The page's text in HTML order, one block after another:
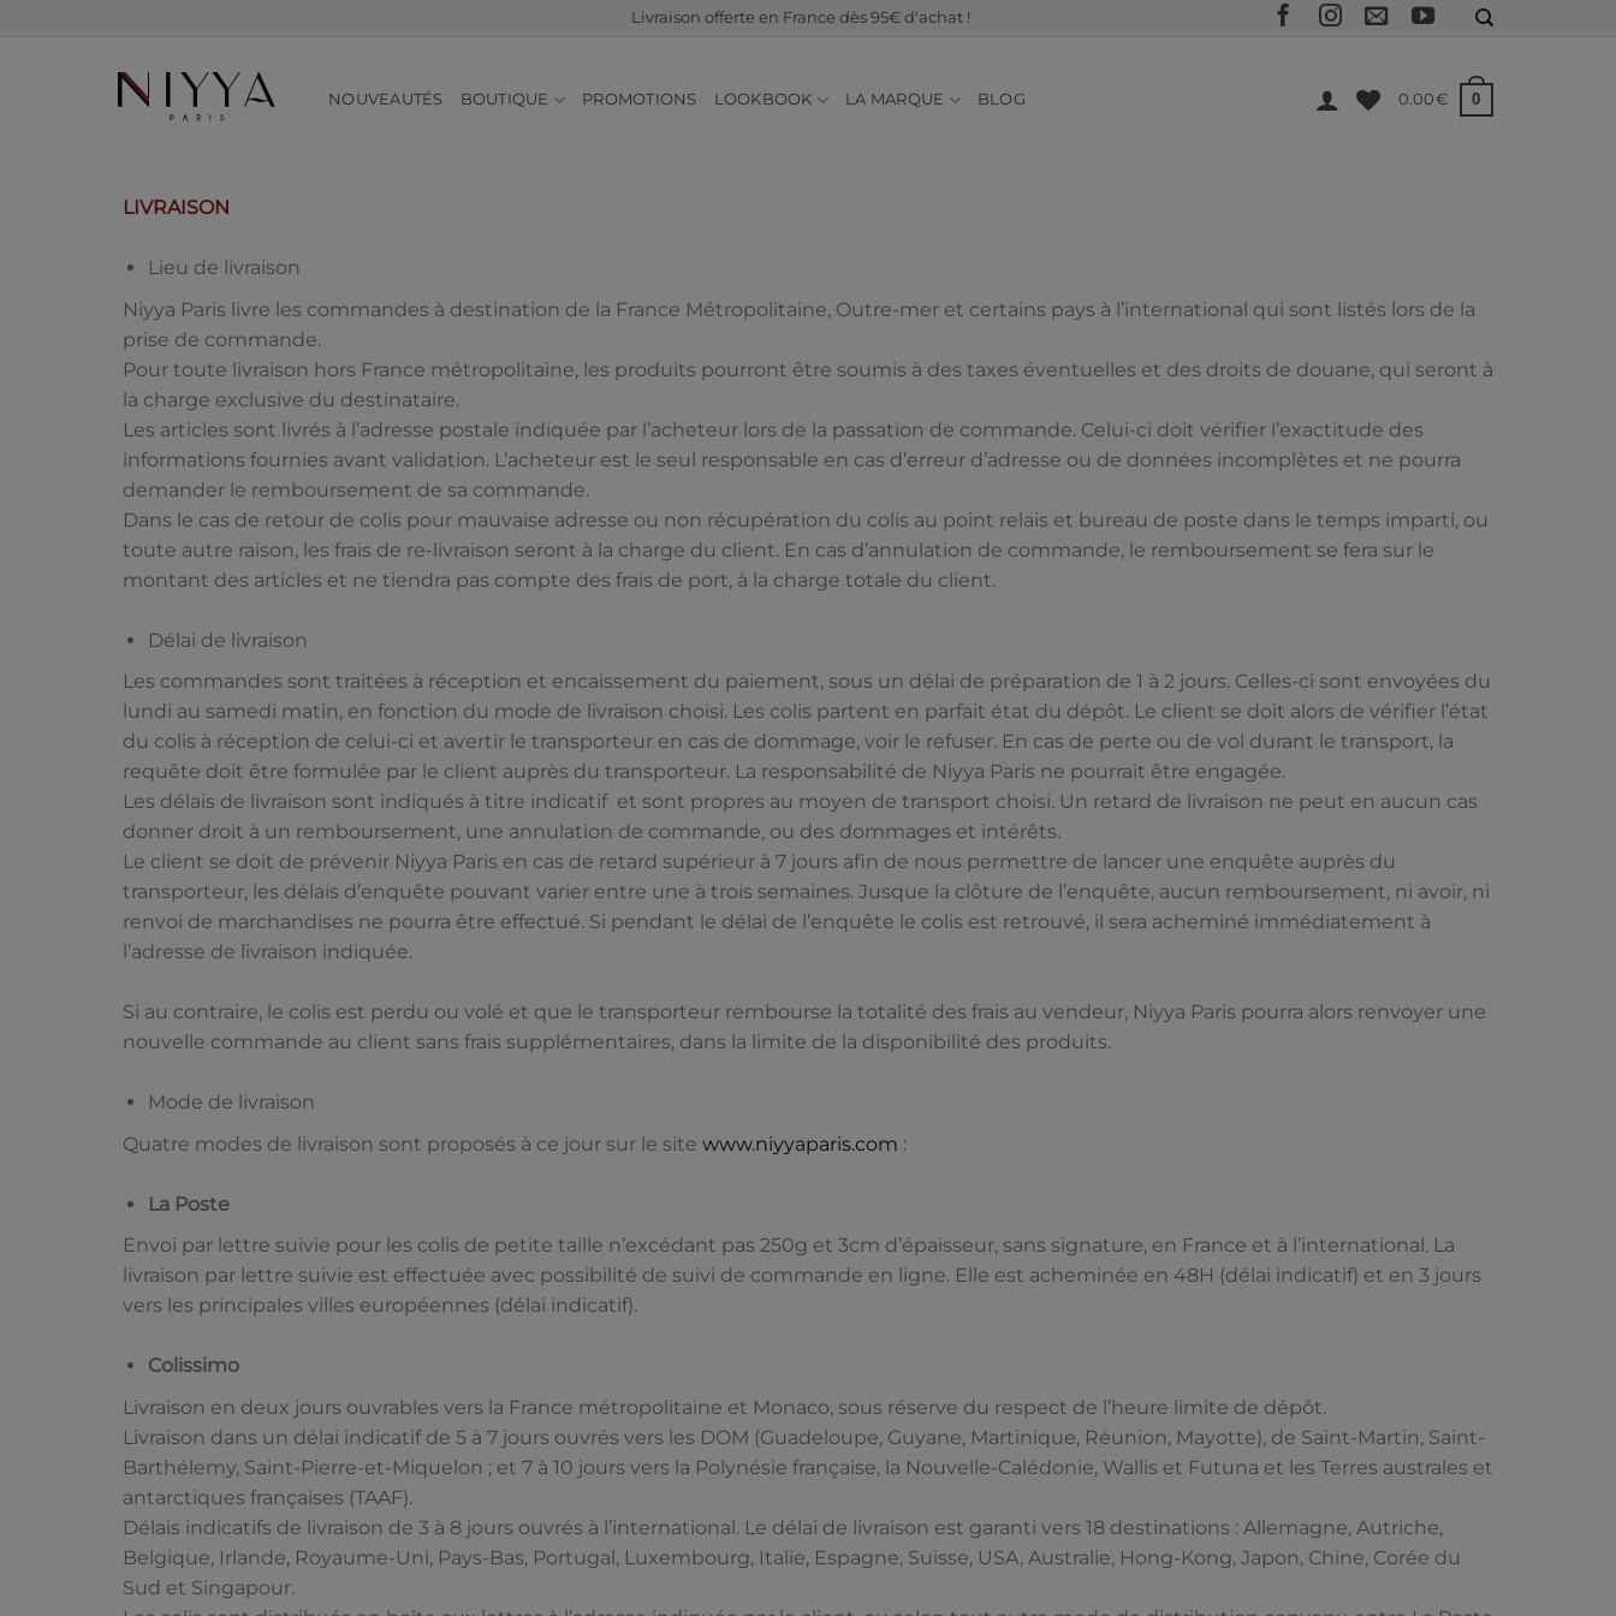
Livraison offerte en France dès 95€ d'achat !
NOUVEAUTÉS BOUTIQUE PROMOTIONS LOOKBOOK LA MARQUE BLOG 0.00€ 0
LIVRAISON
Lieu de livraison
Niyya Paris livre les commandes à destination de la France Métropolitaine, Outre-mer et certains pays à l’international qui sont listés lors de la
prise de commande.
Pour toute livraison hors France métropolitaine, les produits pourront être soumis à des taxes éventuelles et des droits de douane, qui seront à
la charge exclusive du destinataire.
Les articles sont livrés à l’adresse postale indiquée par l’acheteur lors de la passation de commande. Celui-ci doit vérifier l’exactitude des
informations fournies avant validation. L’acheteur est le seul responsable en cas d’erreur d’adresse ou de données incomplètes et ne pourra
demander le remboursement de sa commande.
Dans le cas de retour de colis pour mauvaise adresse ou non récupération du colis au point relais et bureau de poste dans le temps imparti, ou
toute autre raison, les frais de re-livraison seront à la charge du client. En cas d’annulation de commande, le remboursement se fera sur le
montant des articles et ne tiendra pas compte des frais de port, à la charge totale du client.
Délai de livraison
Les commandes sont traitées à réception et encaissement du paiement, sous un délai de préparation de 1 à 2 jours. Celles-ci sont envoyées du
lundi au samedi matin, en fonction du mode de livraison choisi. Les colis partent en parfait état du dépôt. Le client se doit alors de vérifier l’état
du colis à réception de celui-ci et avertir le transporteur en cas de dommage, voir le refuser. En cas de perte ou de vol durant le transport, la
requête doit être formulée par le client auprès du transporteur. La responsabilité de Niyya Paris ne pourrait être engagée.
Les délais de livraison sont indiqués à titre indicatif et sont propres au moyen de transport choisi. Un retard de livraison ne peut en aucun cas
donner droit à un remboursement, une annulation de commande, ou des dommages et intérêts.
Le client se doit de prévenir Niyya Paris en cas de retard supérieur à 7 jours afin de nous permettre de lancer une enquête auprès du
transporteur, les délais d’enquête pouvant varier entre une à trois semaines. Jusque la clôture de l’enquête, aucun remboursement, ni avoir, ni
renvoi de marchandises ne pourra être effectué. Si pendant le délai de l’enquête le colis est retrouvé, il sera acheminé immédiatement à
l’adresse de livraison indiquée.
Si au contraire, le colis est perdu ou volé et que le transporteur rembourse la totalité des frais au vendeur, Niyya Paris pourra alors renvoyer une
nouvelle commande au client sans frais supplémentaires, dans la limite de la disponibilité des produits.
Mode de livraison
Quatre modes de livraison sont proposés à ce jour sur le site www.niyyaparis.com :
La Poste
Envoi par lettre suivie pour les colis de petite taille n’excédant pas 250g et 3cm d’épaisseur, sans signature, en France et à l’international. La
livraison par lettre suivie est effectuée avec possibilité de suivi de commande en ligne. Elle est acheminée en 48H (délai indicatif) et en 3 jours
vers les principales villes européennes (délai indicatif).
Colissimo
Livraison en deux jours ouvrables vers la France métropolitaine et Monaco, sous réserve du respect de l’heure limite de dépôt.
Livraison dans un délai indicatif de 5 à 7 jours ouvrés vers les DOM (Guadeloupe, Guyane, Martinique, Réunion, Mayotte), de Saint-Martin, Saint-
Barthélemy, Saint-Pierre-et-Miquelon ; et 7 à 10 jours vers la Polynésie française, la Nouvelle-Calédonie, Wallis et Futuna et les Terres australes et
antarctiques françaises (TAAF).
Délais indicatifs de livraison de 3 à 8 jours ouvrés à l’international. Le délai de livraison est garanti vers 18 destinations : Allemagne, Autriche,
Belgique, Irlande, Royaume-Uni, Pays-Bas, Portugal, Luxembourg, Italie, Espagne, Suisse, USA, Australie, Hong-Kong, Japon, Chine, Corée du
Sud et Singapour.